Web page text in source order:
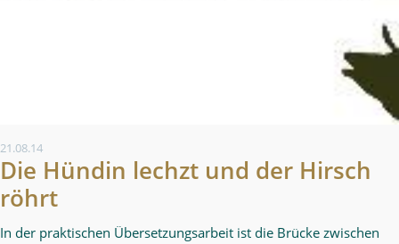
21.08.14
Die Hündin lechzt und der Hirsch
röhrt
In der praktischen Übersetzungsarbeit ist die Brücke zwischen